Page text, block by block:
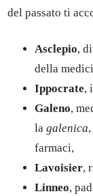
del passato ti
Asclepio,
della
Ippocrate,
Galeno,
la galenica
farmaci,
Lavoisier,
Linneo,